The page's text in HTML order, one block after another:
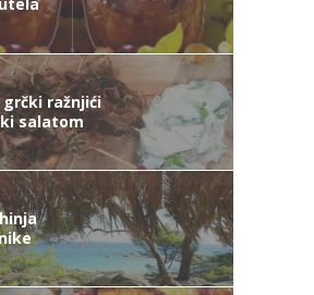
grčki ražnjići
salatom